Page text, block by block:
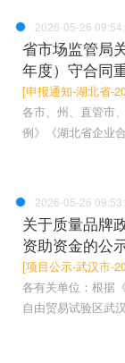
2026-05-26
省市场监管局
年度）守合同
[申报通知-湖北省-
各市、州、直管市
例》《湖北省企业
2026-05-26
关于质量品牌
资助资金的公
[项目公示-武汉市-
各有关单位：根据
自由贸易试验区武